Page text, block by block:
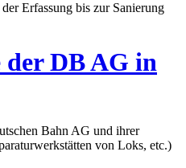
Erfassung bis zur Sanierung
der DB AG in
Bahn AG und ihrer
von Loks, etc.)